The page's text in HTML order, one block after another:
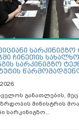
ჩინეთის
სარკინიგზო
განათლების,
მინისტრის
სარკინიგზო...